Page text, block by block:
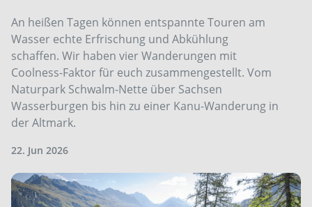
An heißen Tagen können entspannte Touren am
Wasser echte Erfrischung und Abkühlung
schaffen. Wir haben vier Wanderungen mit
Coolness-Faktor für euch zusammengestellt. Vom
Naturpark Schwalm-Nette über Sachsen
Wasserburgen bis hin zu einer Kanu-Wanderung in
der Altmark.
22. Jun 2026